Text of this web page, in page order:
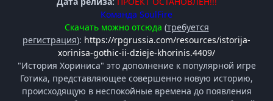
Команда SoulFire
Скачать можно отсюда (требуется
регистрация): https://rpgrussia.com/resources/istorija-
xorinisa-gothic-ii-dzieje-khorinis.4409/
"История Хориниса" это дополнение к популярной игре
Готика, представляющее совершенно новую историю,
происходящую в неспокойные времена до появления